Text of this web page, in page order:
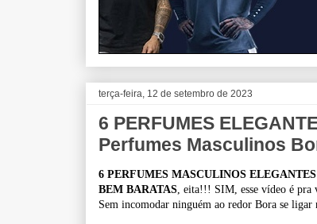
terça-feira, 12 de setembro de 2023
6 PERFUMES
Perfumes Masculinos
6 PERFUMES MASCULINOS
BEM BARATAS, eita!!! SIM, esse vídeo é pra
Sem incomodar ninguém ao redor Bora se ligar